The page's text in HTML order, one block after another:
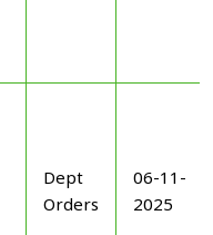
Dept
Orders
06-11-
2025